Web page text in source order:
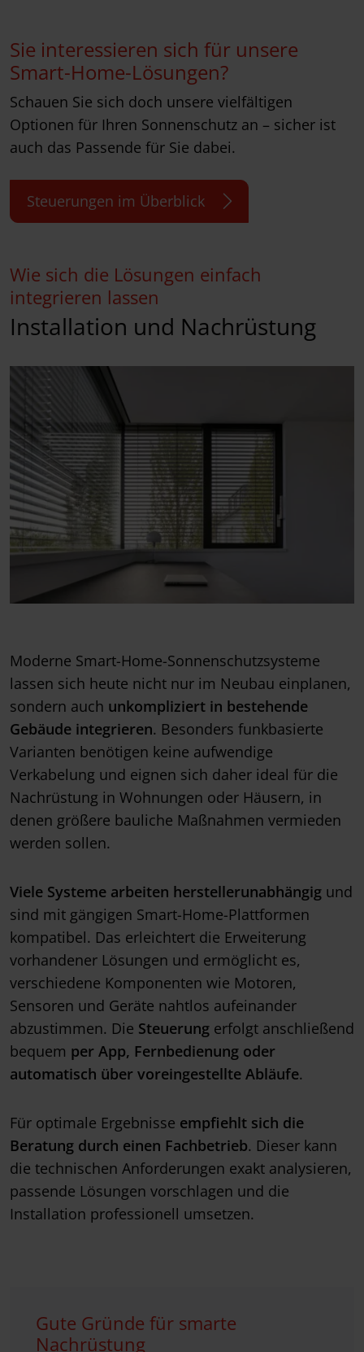
Sie interessieren sich für unsere
Smart-Home-Lösungen?
Schauen Sie sich doch unsere vielfältigen
Optionen für Ihren Sonnenschutz an – sicher ist
auch das Passende für Sie dabei.
Steuerungen im Überblick
Wie sich die Lösungen einfach
integrieren lassen
Installation und Nachrüstung
Moderne Smart-Home-Sonnenschutzsysteme
lassen sich heute nicht nur im Neubau einplanen,
sondern auch unkompliziert in bestehende
Gebäude integrieren. Besonders funkbasierte
Varianten benötigen keine aufwendige
Verkabelung und eignen sich daher ideal für die
Nachrüstung in Wohnungen oder Häusern, in
denen größere bauliche Maßnahmen vermieden
werden sollen.
Viele Systeme arbeiten herstellerunabhängig und
sind mit gängigen Smart-Home-Plattformen
kompatibel. Das erleichtert die Erweiterung
vorhandener Lösungen und ermöglicht es,
verschiedene Komponenten wie Motoren,
Sensoren und Geräte nahtlos aufeinander
abzustimmen. Die Steuerung erfolgt anschließend
bequem per App, Fernbedienung oder
automatisch über voreingestellte Abläufe.
Für optimale Ergebnisse empfiehlt sich die
Beratung durch einen Fachbetrieb. Dieser kann
die technischen Anforderungen exakt analysieren,
passende Lösungen vorschlagen und die
Installation professionell umsetzen.
Gute Gründe für smarte
Nachrüstung